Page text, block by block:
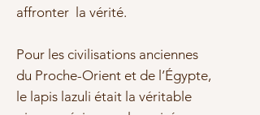
affronter la vérité.
Pour les civilisations anciennes
du Proche-Orient et de l’Égypte,
le lapis lazuli était la véritable